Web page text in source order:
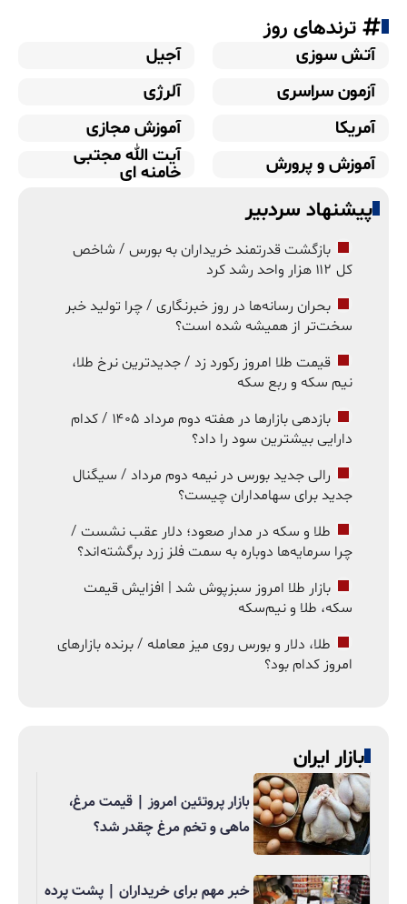
ترندهای روز
آتش سوزی
آجیل
آزمون سراسری
آلرژی
آمریکا
آموزش مجازی
آموزش و پرورش
آیت الله مجتبی
خامنه ای
پیشنهاد سردبیر
بازگشت قدرتمند خریداران به بورس / شاخص
کل ۱۱۲ هزار واحد رشد کرد
بحران رسانه‌ها در روز خبرنگاری / چرا تولید خبر
سخت‌تر از همیشه شده است؟
قیمت طلا امروز رکورد زد / جدیدترین نرخ طلا،
نیم سکه و ربع سکه
بازدهی بازارها در هفته دوم مرداد ۱۴۰۵ / کدام
دارایی بیشترین سود را داد؟
رالی جدید بورس در نیمه دوم مرداد / سیگنال
جدید برای سهامداران چیست؟
طلا و سکه در مدار صعود؛ دلار عقب نشست /
چرا سرمایه‌ها دوباره به سمت فلز زرد برگشته‌اند؟
بازار طلا امروز سبزپوش شد | افزایش قیمت
سکه، طلا و نیم‌سکه
طلا، دلار و بورس روی میز معامله / برنده بازارهای
امروز کدام بود؟
بازار ایران
بازار پروتئین امروز | قیمت مرغ،
ماهی و تخم مرغ چقدر شد؟
خبر مهم برای خریداران | پشت پرده